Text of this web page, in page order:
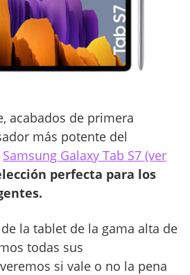
acabados de primera
más potente del
Samsung Galaxy Tab S7 (ver
perfecta para los
la tablet de la gama alta de
todas sus
si vale o no la pena